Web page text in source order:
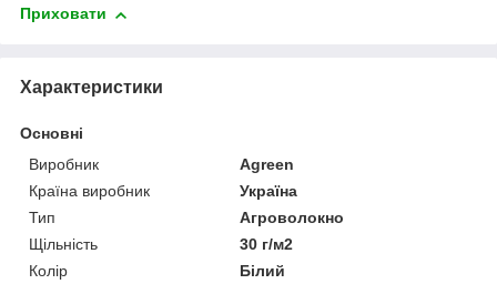
Приховати
Характеристики
Основні
Виробник
Agreen
Країна виробник
Україна
Тип
Агроволокно
Щільність
30 г/м2
Колір
Білий